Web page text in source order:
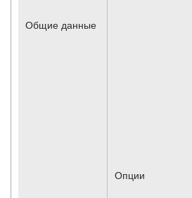
Общие данные
Опции